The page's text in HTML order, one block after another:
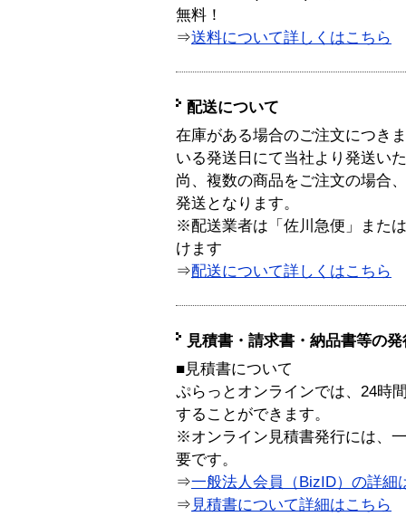
無料！
⇒送料について詳しくはこちら
配送について
在庫がある場合のご注文につき
いる発送日にて当社より発送い
尚、複数の商品をご注文の場合
発送となります。
※配送業者は「佐川急便」また
けます
⇒配送について詳しくはこちら
見積書・請求書・納品書等の
■見積書について
ぷらっとオンラインでは、24時
することができます。
※オンライン見積書発行には、
要です。
⇒一般法人会員（BizID）の詳細
⇒ 見積書について詳細はこちら